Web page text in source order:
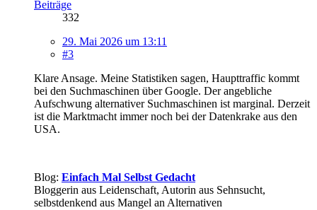
Beiträge
332
29. Mai 2026 um 13:11
#3
Klare Ansage. Meine Statistiken sagen, Haupttraffic kommt
bei den Suchmaschinen über Google. Der angebliche
Aufschwung alternativer Suchmaschinen ist marginal. Derzeit
ist die Marktmacht immer noch bei der Datenkrake aus den
USA.
Blog: Einfach Mal Selbst Gedacht
Bloggerin aus Leidenschaft, Autorin aus Sehnsucht,
selbstdenkend aus Mangel an Alternativen